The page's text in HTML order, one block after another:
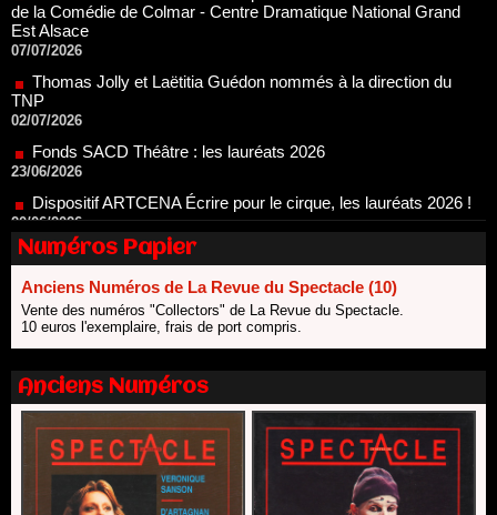
Thomas Jolly et Laëtitia Guédon nommés à la direction du
TNP
02/07/2026
Fonds SACD Théâtre : les lauréats 2026
23/06/2026
Dispositif ARTCENA Écrire pour le cirque, les lauréats 2026 !
20/06/2026
Le palmarès des prix SACD 2026
18/06/2026
Les 10 lauréats du Fonds Grandes Formes Théâtre 2026
SACD
Nomination de Nathalie Garraud et Olivier Saccomano à la
direction du Théâtre de Gennevilliers - CDN
Dispositif SACD Auteurs d'espaces : les lauréats 2026
18/03/2026
Numéros Papier
Anciens Numéros de La Revue du Spectacle (10)
Vente des numéros "Collectors" de La Revue du Spectacle.
10 euros l'exemplaire, frais de port compris.
Anciens Numéros